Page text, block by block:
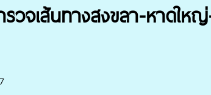
เส้นทางสงขลา-หาดใหญ่-